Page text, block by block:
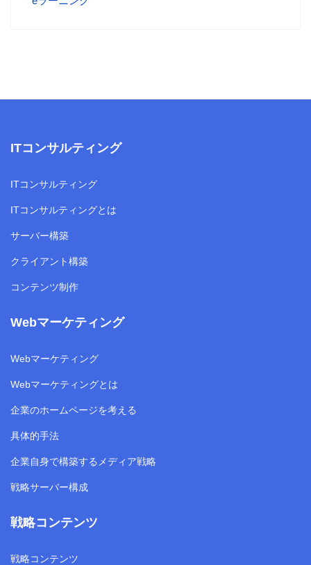
ITコンサルティング
ITコンサルティング
ITコンサルティングとは
サーバー構築
クライアント構築
コンテンツ制作
Webマーケティング
Webマーケティング
Webマーケティングとは
企業のホームページを考える
具体的手法
企業自身で構築するメディア戦略
戦略サーバー構成
戦略コンテンツ
戦略コンテンツ